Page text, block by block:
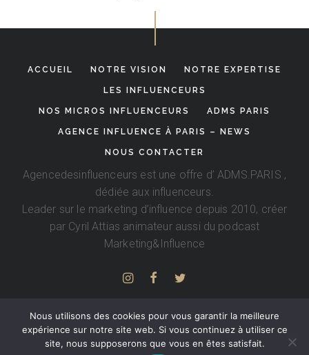
ACCUEIL NOTRE VISION NOTRE EXPERTISE
LES INFLUENCEURS
NOS MICROS INFLUENCEURS ADMS PARIS
AGENCE INFLUENCE À PARIS – NEWS
NOUS CONTACTER
Agencedesinfluenceurs est une offre d’ADMS.PARIS ,
dédiée aux influenceurs.
Leader sur le marketing d’influence depuis 2010, créer
par Cyril Attias animateur aussi du podcast
Marketing&Influence
Nous utilisons des cookies pour vous garantir la meilleure
expérience sur notre site web. Si vous continuez à utiliser ce
site, nous supposerons que vous en êtes satisfait.